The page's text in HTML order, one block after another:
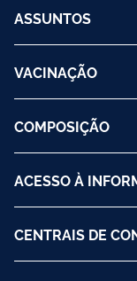
ASSUNTOS
VACINAÇÃO
COMPOSIÇÃO
ACESSO À
CENTRAIS DE